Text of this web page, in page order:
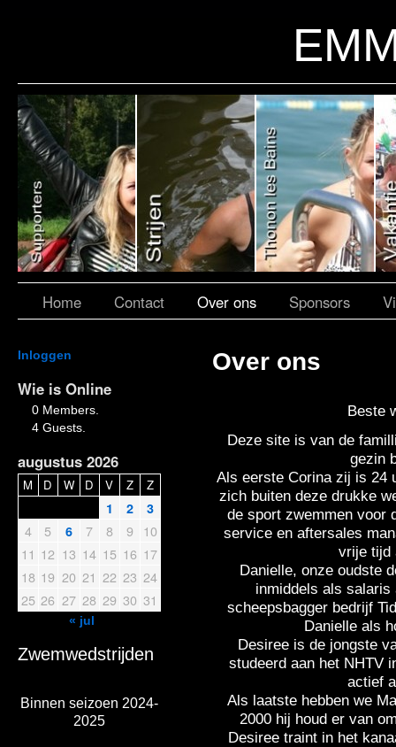
Home Contact Over ons Sponsors
Inloggen
Wie is Online
0 Members.
4 Guests.
augustus 2026
M D W D V Z Z
1 2 3
4 5 6 7 8 9
10
11 12 13 14 15 16 17
18 19 20 21 22 23 24
25 26 27 28 29 30 31
« jul
Zwemwedstrijden
Binnen seizoen 2024-
2025
Over ons
Beste
Deze site is van de
gezin
Als eerste Corina zij is 24
zich buiten deze drukke
de sport zwemmen voor
service en aftersales
vrije tijd
Danielle, onze oudste
inmiddels als salaris
scheepsbagger bedrijf
Danielle als
Desiree is de jongste
studeerd aan het NHTV
actief
Als laatste hebben we
2000 hij houd er van
Desiree traint in het